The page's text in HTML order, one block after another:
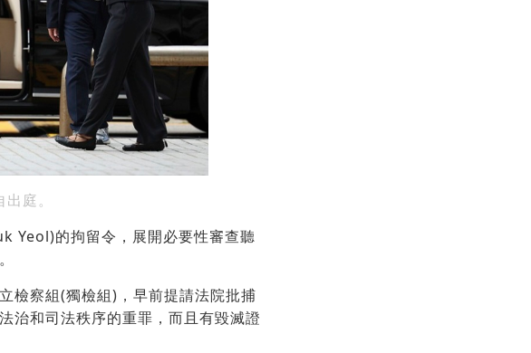
庭。
Yeol)的拘留令，展開必要性審查聽
檢察組(獨檢組)，早前提請法院批捕
治和司法秩序的重罪，而且有毀滅證